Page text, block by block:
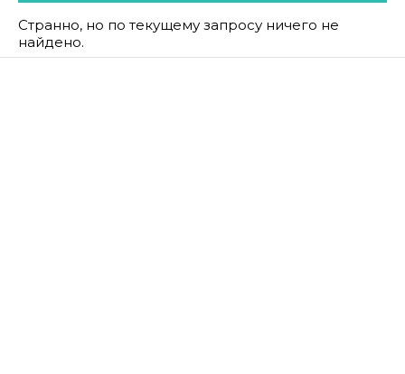
Странно, но по текущему запросу ничего не
найдено.